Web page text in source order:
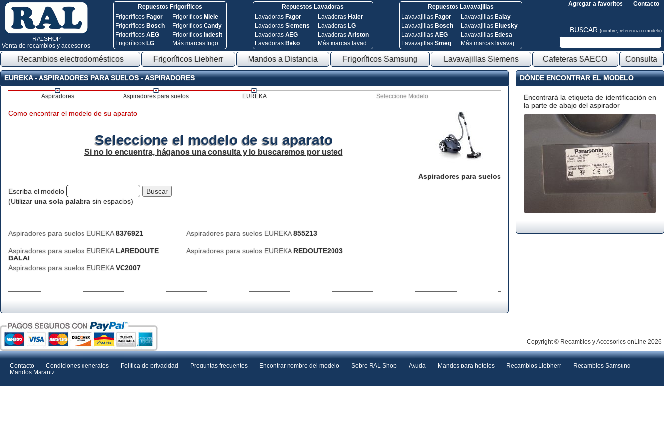
RALSHOP
Venta de recambios y accesorios
Repuestos Frigoríficos
Frigoríficos Fagor
Frigoríficos Bosch
FrigoríficosAEG
Frigoríficos LG
Frigoríficos Miele
FrigoríficosCandy
Frigoríficos Indesit
Más marcas frigo.
Repuestos Lavadoras
Lavadoras Fagor
Lavadoras Siemens
Lavadoras AEG
Lavadoras Beko
Lavadoras Haier
Lavadoras LG
Lavadoras Ariston
Más marcas lavad.
Repuestos Lavavajillas
Lavavajillas Fagor
Lavavajillas Bosch
Lavavajillas AEG
Lavavajillas Smeg
Lavavajillas Balay
Lavavajillas Bluesky
Lavavajillas Edesa
Más marcas lavavaj.
Contacto
Agregar a favoritos
BUSCAR (nombre, referencia o modelo)
Recambios electrodomésticos Frigoríficos Liebherr Mandos a Distancia Frigoríficos Samsung Lavavajillas Siemens Cafeteras SAECO Consulta
EUREKA - ASPIRADORES PARA SUELOS - ASPIRADORES
Aspiradores Aspiradores para suelos EUREKA Seleccione Modelo
Aspiradores para suelos
Como encontrar el modelo de su aparato
Seleccione el modelo de su aparato
Si no lo encuentra, háganos una consulta y lo buscaremos por usted
Escriba el modelo
(Utilizar una sola palabra sin espacios)
Aspiradores para suelos EUREKA8376921 Aspiradores para suelos EUREKA855213
Aspiradores para suelos EUREKA LAREDOUTE
BALAI
Aspiradores para suelos EUREKA REDOUTE2003
Aspiradores para suelos EUREKAVC2007
DÓNDE ENCONTRAR EL MODELO
Encontrará la etiqueta de identificación en
la parte de abajo del aspirador
Copyright © Recambios y Accesorios onLine 2026
Contacto Condiciones generales Política de privacidad Preguntas frecuentes Encontrar nombre del modelo Sobre RAL Shop Ayuda Mandos para hoteles Recambios Liebherr
Recambios Samsung
Mandos Marantz